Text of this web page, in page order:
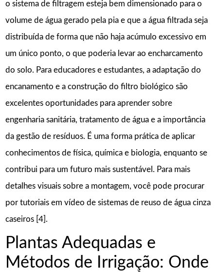
o sistema de filtragem esteja bem dimensionado para o
volume de água gerado pela pia e que a água filtrada seja
distribuída de forma que não haja acúmulo excessivo em
um único ponto, o que poderia levar ao encharcamento
do solo. Para educadores e estudantes, a adaptação do
encanamento e a construção do filtro biológico são
excelentes oportunidades para aprender sobre
engenharia sanitária, tratamento de água e a importância
da gestão de resíduos. É uma forma prática de aplicar
conhecimentos de física, química e biologia, enquanto se
contribui para um futuro mais sustentável. Para mais
detalhes visuais sobre a montagem, você pode procurar
por tutoriais em vídeo de sistemas de reuso de água cinza
caseiros [4].
Plantas Adequadas e
Métodos de Irrigação: Onde